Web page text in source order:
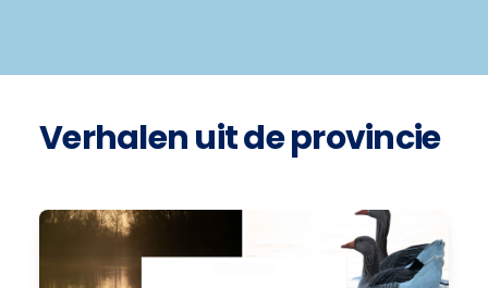
Verhalen uit de provincie